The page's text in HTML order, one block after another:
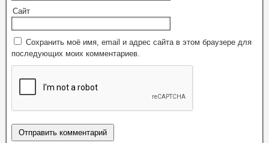
Сайт
Сохранить моё имя, email и адрес сайта в этом браузере для
последующих моих комментариев.